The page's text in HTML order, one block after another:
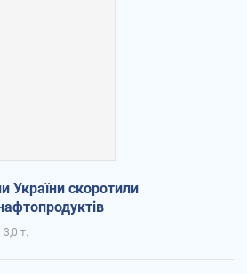
України скоротили
3,0 т.